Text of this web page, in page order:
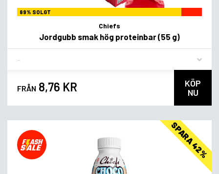
89% SOLGT
Chiefs
Jordgubb smak hög proteinbar (55 g)
FRÅN 8,76 KR
KÖP
NU
SPARA 42%